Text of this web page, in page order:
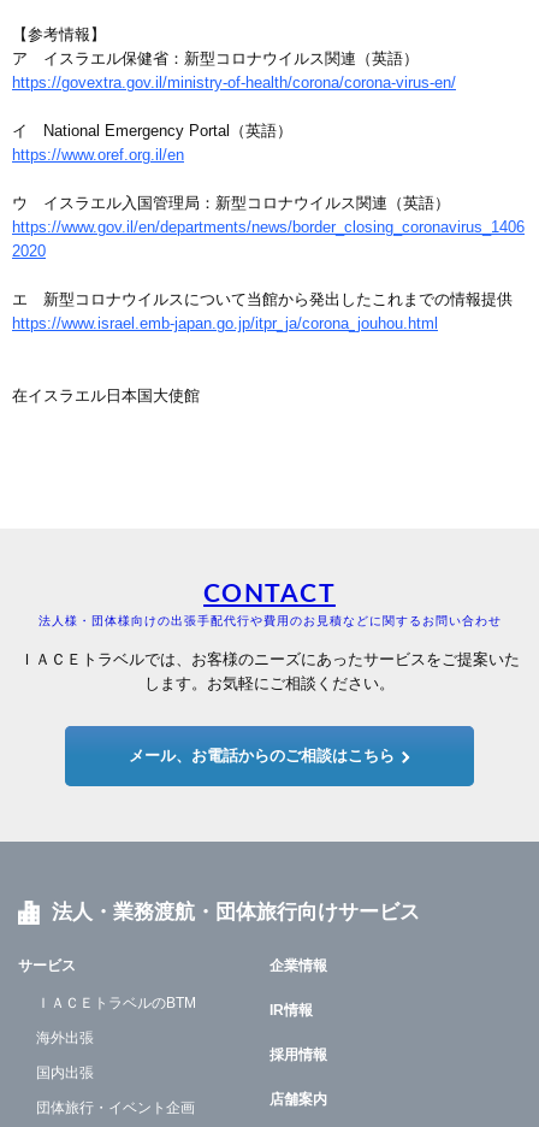
【参考情報】
ア イスラエル保健省：新型コロナウイルス関連（英語）
https://govextra.gov.il/ministry-of-health/corona/corona-virus-en/
イ National Emergency Portal（英語）
https://www.oref.org.il/en
ウ イスラエル入国管理局：新型コロナウイルス関連（英語）
https://www.gov.il/en/departments/news/border_closing_coronavirus_1406
2020
エ 新型コロナウイルスについて当館から発出したこれまでの情報提供
https://www.israel.emb-japan.go.jp/itpr_ja/corona_jouhou.html
在イスラエル日本国大使館
CONTACT
法人様・団体様向けの出張手配代行や費用のお見積などに関するお問い合わせ
ＩＡＣＥトラベルでは、お客様のニーズにあったサービスをご提案いた
します。お気軽にご相談ください。
メール、お電話からのご相談はこちら
法人・業務渡航・団体旅行向けサービス
サービス
ＩＡＣＥトラベルのBTM
海外出張
国内出張
団体旅行・イベント企画
企業情報
IR情報
採用情報
店舗案内